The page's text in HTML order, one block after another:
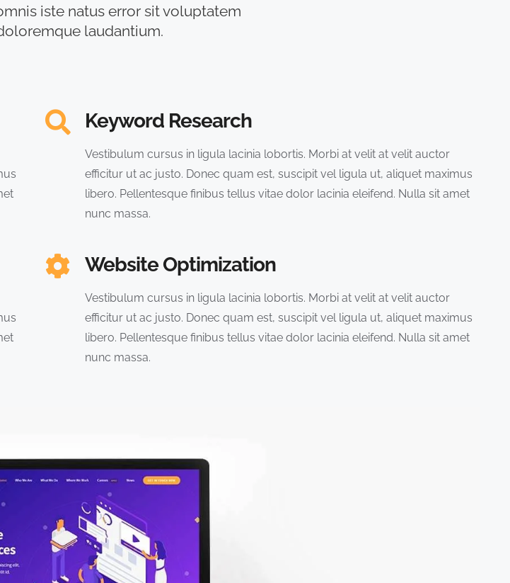
iste natus error sit voluptatem
laudantium.
Keyword Research
Vestibulum cursus in ligula lacinia lobortis. Morbi at velit at velit auctor
efficitur ut ac justo. Donec quam est, suscipit vel ligula ut, aliquet maximus
libero. Pellentesque finibus tellus vitae dolor lacinia eleifend. Nulla sit amet
nunc massa.
Website Optimization
Vestibulum cursus in ligula lacinia lobortis. Morbi at velit at velit auctor
efficitur ut ac justo. Donec quam est, suscipit vel ligula ut, aliquet maximus
libero. Pellentesque finibus tellus vitae dolor lacinia eleifend. Nulla sit amet
nunc massa.